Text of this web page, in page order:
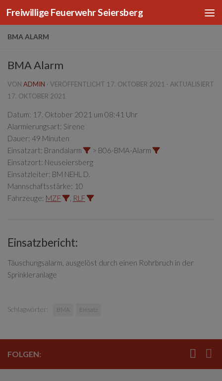
Zum Inhalt springen
Freiwillige Feuerwehr Seiersberg
BMA ALARM
BMA Alarm
VON ADMIN · VERÖFFENTLICHT 17. OKTOBER 2021 · AKTUALISIERT
17. OKTOBER 2021
Datum: 17. Oktober 2021 um 08:41 Uhr
Alarmierungsart: Sirene
Dauer: 49 Minuten
Einsatzart: Brandalarm
> B06-BMA-Alarm
Einsatzort: Neuseiersberg
Einsatzleiter: BM NEHL D.
Mannschaftsstärke: 10
Fahrzeuge: MZF RLF
Einsatzbericht:
Täuschungsalarm, ausgelöst durch einen Rohrbruch in der
Sprinkleranlage
Schlagwörter: BMA Einsatz
FOLGEN: